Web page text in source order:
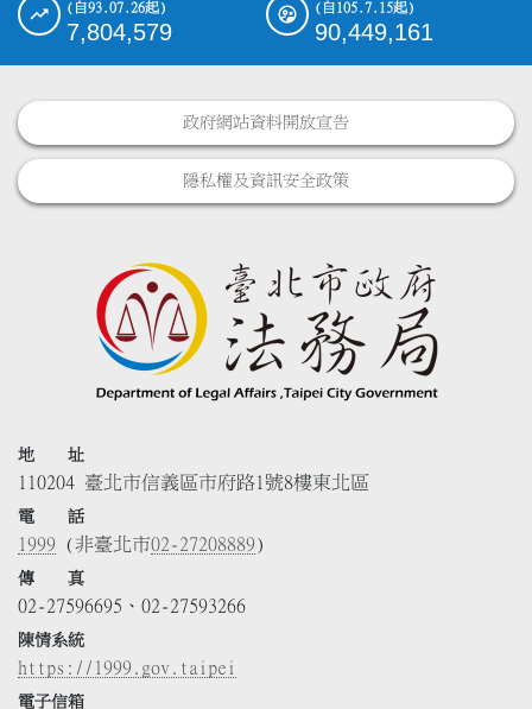
(自93.07.26起)
7,804,579
(自105.7.15起)
90,449,161
政府網站資料開放宣告
隱私權及資訊安全政策
地 址
110204 臺北市信義區市府路1號8樓東北區
電 話
1999 (非臺北市02-27208889)
傳 真
02-27596695、02-27593266
陳情系統
https://1999.gov.taipei
電子信箱